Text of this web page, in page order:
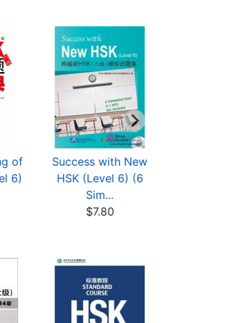
of
6)
Success with New
HSK (Level 6) (6
Sim...
$7.80